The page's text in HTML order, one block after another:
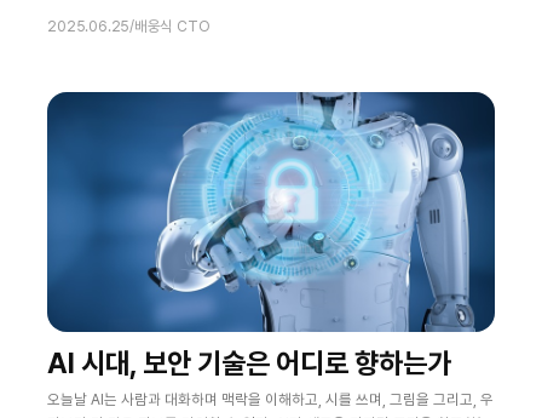
초 공인인증서를 기반으로 한 PKI 인프라가 도입된 이후 지금까지 제도와 기
2025.06.25/배웅식 CTO
AI 시대, 보안 기술은 어디로 향하는가
오늘날 AI는 사람과 대화하며 맥락을 이해하고, 시를 쓰며, 그림을 그리고, 우